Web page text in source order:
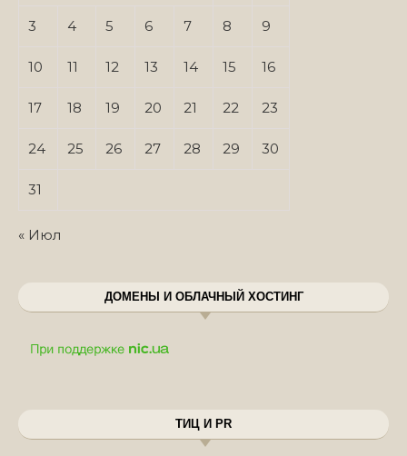
3 4 5 6 7 8 9
10 11 12 13 14 15 16
17 18 19 20 21 22 23
24 25 26 27 28 29 30
31
« Июл
ДОМЕНЫ И ОБЛАЧНЫЙ ХОСТИНГ
ТИЦ И PR